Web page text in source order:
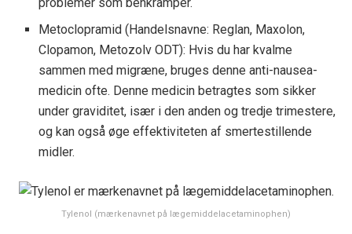
Metoclopramid (Handelsnavne: Reglan, Maxolon,
Clopamon, Metozolv ODT): Hvis du har kvalme
sammen med migræne, bruges denne anti-nausea-
medicin ofte. Denne medicin betragtes som sikker
under graviditet, især i den anden og tredje trimestere,
og kan også øge effektiviteten af ​​smertestillende
midler.
Tylenol (mærkenavnet på lægemiddelacetaminophen)